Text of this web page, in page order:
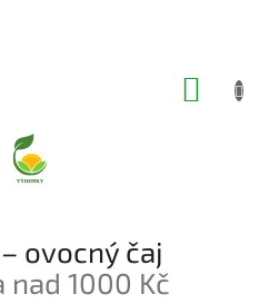
ovocný čaj
1000 Kč